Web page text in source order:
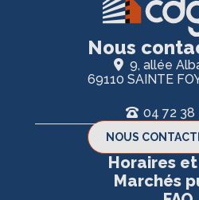
Nous
9, allée
69110 SAINTE
04 72 38
NOUS
Horaires
Marchés